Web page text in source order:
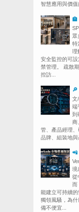
智慧應用與價值
🏦
眾
特
理
安全監控的可
禁管理。 疏散
控訪...
🔎
文
端
到
商
管、產品經理
品牌、組裝地與
📲
境
從
而
能建立可持續
獨領風騷，為
備不便宜...